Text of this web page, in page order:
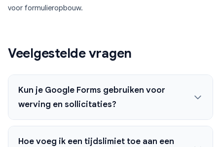
voor formulieropbouw.
Veelgestelde vragen
Kun je Google Forms gebruiken voor
werving en sollicitaties?
Hoe voeg ik een tijdslimiet toe aan een